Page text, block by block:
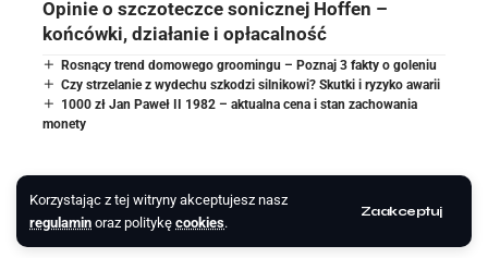
Korzystając z tej witryny akceptujesz nasz
regulamin oraz politykę cookies.
Zaakceptuj
Opinie o szczoteczce sonicznej Hoffen –
końcówki, działanie i opłacalność
Rosnący trend domowego groomingu – Poznaj 3 fakty o goleniu
Czy strzelanie z wydechu szkodzi silnikowi? Skutki i ryzyko awarii
1000 zł Jan Paweł II 1982 – aktualna cena i stan zachowania
monety